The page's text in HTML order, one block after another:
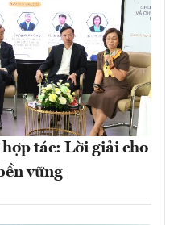
tác: Lời giải cho
vững